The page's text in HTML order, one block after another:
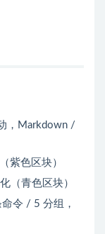
，Markdown /
紫色区块）
（青色区块）
令 / 5 分组，